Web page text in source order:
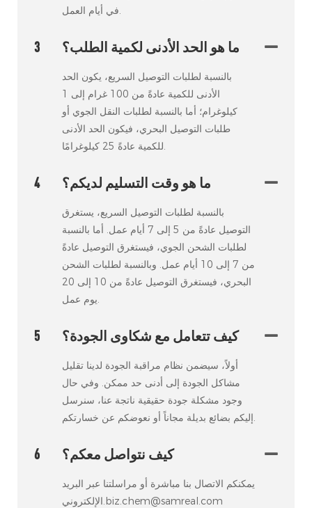
في أيام العمل.
3 ما هو الحد الأدنى لكمية الطلب؟
بالنسبة لطلبات التوصيل السريع، يكون الحد
الأدنى للكمية عادةً من 100 غرام إلى 1
كيلوغرام؛ أما بالنسبة لطلبات النقل الجوي أو
طلبات التوصيل البحري، فيكون الحد الأدنى
للكمية عادةً 25 كيلوغرامًا.
4 ما هو وقت التسليم لديكم؟
بالنسبة لطلبات التوصيل السريع، يستغرق
التوصيل عادةً من 5 إلى 7 أيام عمل. أما بالنسبة
لطلبات الشحن الجوي، فيستغرق التوصيل عادةً
من 7 إلى 10 أيام عمل. وبالنسبة لطلبات الشحن
البحري، فيستغرق التوصيل عادةً من 10 إلى 20
يوم عمل.
5 كيف تتعامل مع شكاوى الجودة؟
أولاً، سيضمن نظام مراقبة الجودة لدينا تقليل
مشاكل الجودة إلى أدنى حد ممكن. وفي حال
وجود مشكلة جودة حقيقية ناتجة عنا، سنرسل
إليكم بضائع بديلة مجاناً أو نعوضكم عن خسارتكم.
6 كيف نتواصل معكم؟
يمكنكم الاتصال بنا مباشرة أو مراسلتنا عبر البريد
الإلكتروني.biz.chem@samreal.com